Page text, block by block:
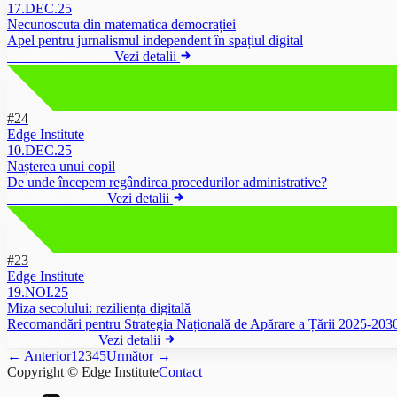
17.DEC.25
Necunoscuta din matematica democrației
Apel pentru jurnalismul independent în spațiul digital
Vezi detalii
#24
Edge Institute
10.DEC.25
Nașterea unui copil
De unde începem regândirea procedurilor administrative?
Vezi detalii
#23
Edge Institute
19.NOI.25
Miza secolului: reziliența digitală
Recomandări pentru Strategia Națională de Apărare a Țării 2025-
Vezi detalii
← Anterior1 2345Următor →
Copyright © Edge InstituteContact